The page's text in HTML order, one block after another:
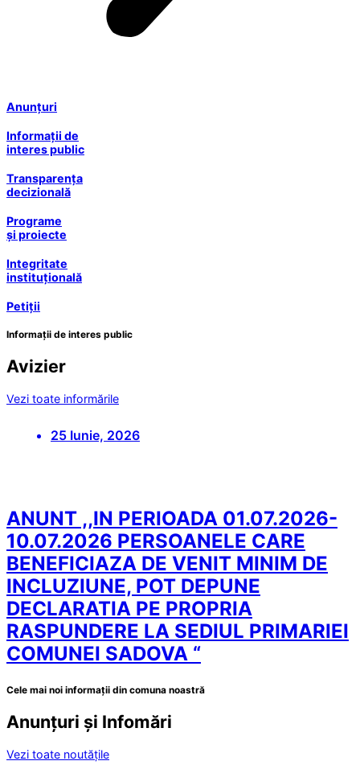
Anunțuri
Informații de
interes public
Transparența
decizională
Programe
și proiecte
Integritate
instituțională
Petiții
Informații de interes public
Avizier
Vezi toate informările
25 Iunie, 2026
ANUNT ,,IN PERIOADA 01.07.2026-
10.07.2026 PERSOANELE CARE
BENEFICIAZA DE VENIT MINIM DE
INCLUZIUNE, POT DEPUNE
DECLARATIA PE PROPRIA
RASPUNDERE LA SEDIUL PRIMARIEI
COMUNEI SADOVA “
Cele mai noi informații din comuna noastră
Anunțuri și Infomări
Vezi toate noutățile